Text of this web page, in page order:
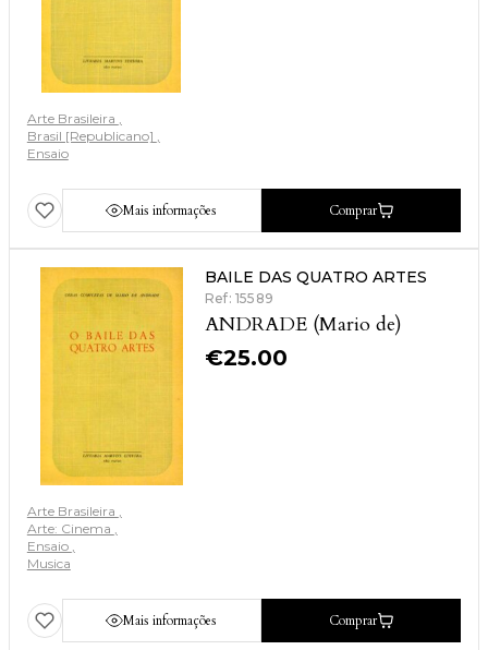
Arte Brasileira
Brasil [Republicano]
Ensaio
Mais informações Comprar
BAILE DAS QUATRO ARTES
Ref: 15589
ANDRADE (Mario de)
€25.00
Arte Brasileira
Arte: Cinema
Ensaio
Musica
Mais informações Comprar